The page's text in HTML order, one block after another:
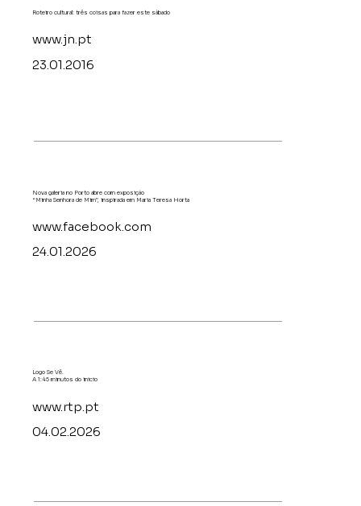
Roteiro cultural: três coisas para fazer este sábado
www.jn.pt
23.01.2016
Nova galeria no Porto abre com exposição
“Minha Senhora de Mim”, inspirada em Maria Teresa Horta
www.facebook.com
24.01.2026
Logo Se Vê.
A 1:45 minutos do inicio
www.rtp.pt
04.02.2026